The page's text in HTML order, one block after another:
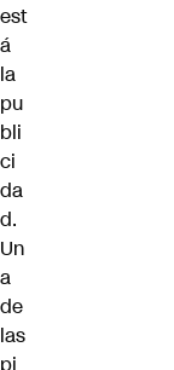
est
á
la
pu
bli
ci
da
d.
Un
a
de
las
pi